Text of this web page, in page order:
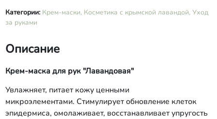
Категории: Крем-маски, Косметика с крымской лавандой, Уход
за руками
Описание
Крем-маска для рук "Лавандовая"
Увлажняет, питает кожу ценными
микроэлементами. Стимулирует обновление клеток
эпидермиса, омолаживает, восстанавливает упругость